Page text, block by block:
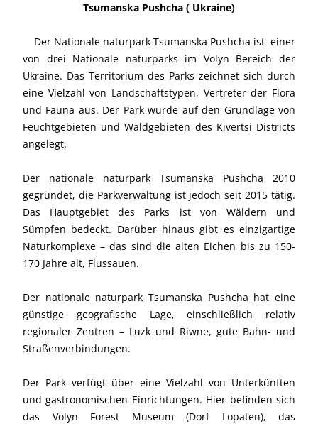
Tsumanska Pushcha ( Ukraine)
Der Nationale naturpark Tsumanska Pushcha ist einer
von drei Nationale naturparks im Volyn Bereich der
Ukraine. Das Territorium des Parks zeichnet sich durch
eine Vielzahl von Landschaftstypen, Vertreter der Flora
und Fauna aus. Der Park wurde auf den Grundlage von
Feuchtgebieten und Waldgebieten des Kivertsi Districts
angelegt.
Der nationale naturpark Tsumanska Pushcha
2010
gegründet, die Parkverwaltung ist jedoch seit 2015 tätig.
Das Hauptgebiet des Parks ist von Wäldern und
Sümpfen bedeckt. Darüber hinaus gibt es einzigartige
Naturkomplexe – das sind die alten Eichen bis zu 150-
170 Jahre alt, Flussauen.
Der nationale naturpark Tsumanska Pushcha hat eine
günstige geografische Lage, einschließlich relativ
regionaler Zentren – Luzk und Riwne, gute Bahn- und
Straßenverbindungen.
Der Park verfügt über eine Vielzahl von Unterkünften
und gastronomischen Einrichtungen. Hier befinden sich
das Volyn Forest Museum (Dorf Lopaten), das